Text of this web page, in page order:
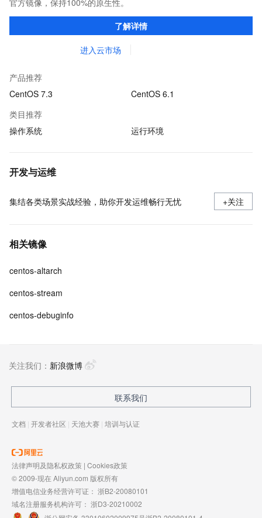
官方镜像，保持100%的原生性。
了解详情
进入云市场
产品推荐
CentOS 7.3
CentOS 6.1
类目推荐
操作系统
运行环境
开发与运维
集结各类场景实战经验，助你开发运维畅行无忧 +关注
相关镜像
centos-altarch
centos-stream
centos-debuginfo
关注我们： 新浪微博
联系我们
文档 | 开发者社区 | 天池大赛 | 培训与认证
法律声明及隐私权政策 | Cookies政策
© 2009-现在 Aliyun.com 版权所有
增值电信业务经营许可证： 浙B2-20080101
域名注册服务机构许可： 浙D3-20210002